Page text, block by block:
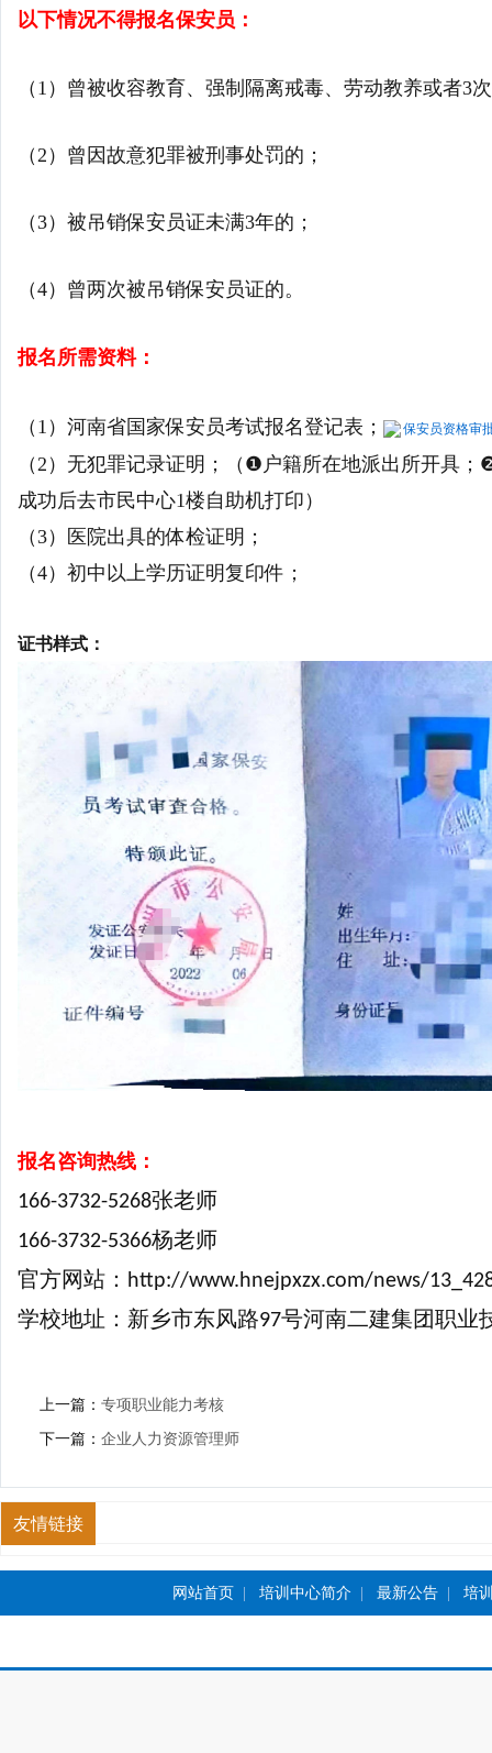
以下情况不得报名保安员：
（1）曾被收容教育、强制隔离戒毒、劳动教养或者3
（2）曾因故意犯罪被刑事处罚的；
（3）被吊销保安员证未满3年的；
（4）曾两次被吊销保安员证的。
报名所需资料：
（1）河南省国家保安员考试报名登记表； 保安员资格审
（2）无犯罪记录证明；（❶户籍所在地派出所开具
成功后去市民中心1楼自助机打印）
（3）医院出具的体检证明；
（4）初中以上学历证明复印件；
证书样式：
报名咨询热线：
166-3732-5268张老师
166-3732-5366杨老师
官方网站： http://www.hnejpxzx.com/news/
学校地址：新乡市东风路97号河南二建集团职业
上一篇： 专项职业能力考核
下一篇： 企业人力资源管理师
友情链接
网站首页 培训中心简介| 最新公告| 培